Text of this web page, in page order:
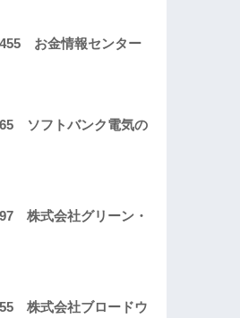
お金情報センター
ソフトバンク電気の
株式会社グリーン・
株式会社ブロードウ